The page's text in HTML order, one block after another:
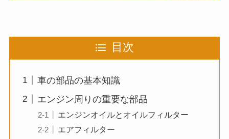
目次
車の部品の基本知識
エンジン周りの重要な部品
エンジンオイルとオイルフィルター
エアフィルター